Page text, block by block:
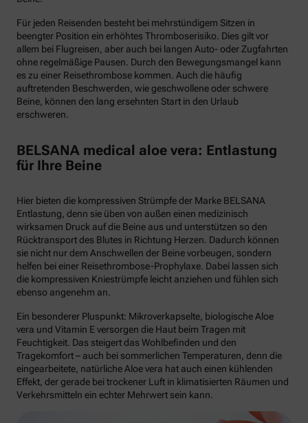
Für jeden Reisenden besteht bei mehrstündigem Sitzen in
beengter Position ein erhöhtes Thromboserisiko. Dies gilt vor
allem bei Flugreisen, aber auch bei langen Auto- oder Zugfahrten
ohne regelmäßige Pausen. Durch den Bewegungsmangel kann
es zu einer Reisethrombose kommen. Auch die häufig
auftretenden Beschwerden, wie geschwollene oder schwere
Beine, können den lang ersehnten Start in den Urlaub
erschweren.
BELSANA medical aloe vera: Entlastung
für Ihre Beine
Hier bieten die kompressiven Strümpfe der Marke BELSANA
Entlastung, denn sie üben von außen einen medizinisch
wirksamen Druck auf die Beine aus und unterstützen so den
Rücktransport des Blutes in Richtung Herzen. Dadurch können
sie nicht nur dem Anschwellen der Beine vorbeugen, sondern
helfen bei einer Reisethrombose-Prophylaxe. Dabei lassen sich
die kompressiven Kniestrümpfe leicht anziehen und fühlen sich
ebenso angenehm an.
Ein besonderer Pluspunkt: Mikroverkapselte, biologische Aloe
vera und Vitamin E versorgen die Haut beim Tragen mit
Feuchtigkeit. Das steigert das Wohlbefinden und den
Tragekomfort – auch bei sommerlichen Temperaturen, denn die
eingearbeitete, natürliche Aloe vera hat auch einen kühlenden
Effekt, der gerade bei trockener Luft in klimatisierten Räumen und
Verkehrsmitteln ein echter Mehrwert sein kann.